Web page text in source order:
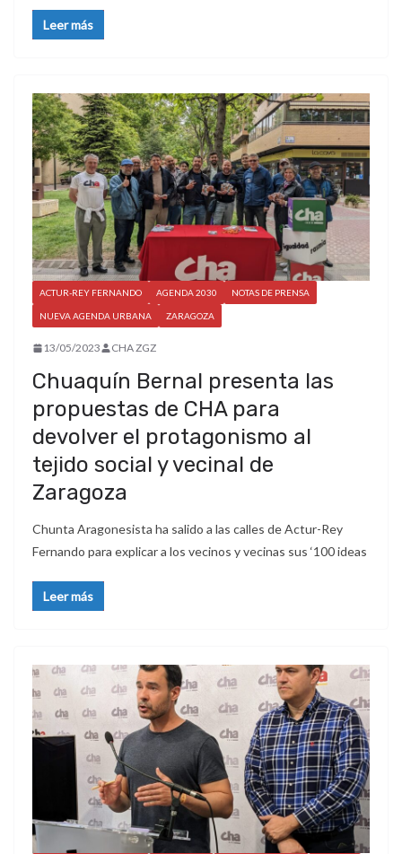
Leer más
ACTUR-REY FERNANDO AGENDA 2030 NOTAS DE PRENSA
NUEVA AGENDA URBANA ZARAGOZA
13/05/2023 CHA ZGZ
Chuaquín Bernal presenta las
propuestas de CHA para
devolver el protagonismo al
tejido social y vecinal de
Zaragoza
Chunta Aragonesista ha salido a las calles de Actur-Rey
Fernando para explicar a los vecinos y vecinas sus ‘100 ideas
Leer más